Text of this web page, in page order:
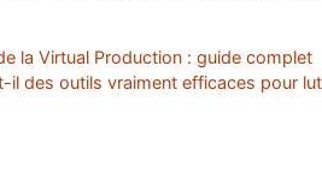
la Virtual Production : guide complet
des outils vraiment efficaces pour